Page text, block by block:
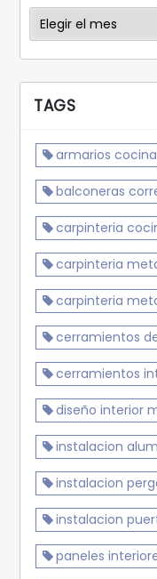
Archivos
TAGS
armarios cocina
balconeras
carpinteria
carpinteria
carpinteria
cerramientos
cerramientos
diseño interior
instalacion
instalacion
instalacion
paneles